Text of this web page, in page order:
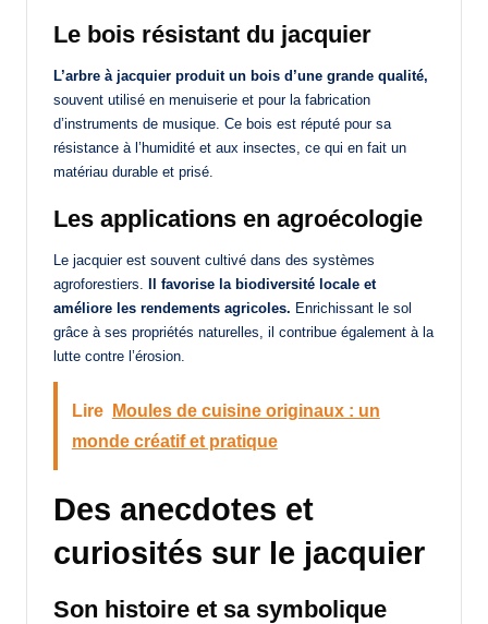
Le bois résistant du jacquier
L’arbre à jacquier produit un bois d’une grande qualité,
souvent utilisé en menuiserie et pour la fabrication
d’instruments de musique. Ce bois est réputé pour sa
résistance à l’humidité et aux insectes, ce qui en fait un
matériau durable et prisé.
Les applications en agroécologie
Le jacquier est souvent cultivé dans des systèmes
agroforestiers.
Il favorise la biodiversité locale et
améliore les rendements agricoles. Enrichissant le sol
grâce à ses propriétés naturelles, il contribue également à la
lutte contre l’érosion.
Lire
Moules de cuisine originaux : un
monde créatif et pratique
Des anecdotes et
curiosités sur le jacquier
Son histoire et sa symbolique